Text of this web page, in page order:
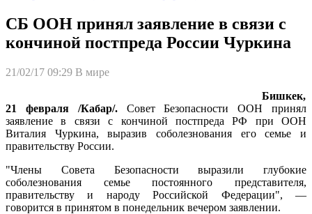
СБ ООН принял заявление в связи с
кончиной постпреда России Чуркина
21/02/17 09:29 В мире
Бишкек,
21 февраля /Кабар/.Совет Безопасности ООН принял
заявление в связи с кончиной постпреда РФ при ООН
Виталия Чуркина, выразив соболезнования его семье и
правительству России.
"Члены Совета Безопасности выразили глубокие
соболезнования семье постоянного представителя,
правительству и народу Российской Федерации", —
говорится в принятом в понедельник вечером заявлении.